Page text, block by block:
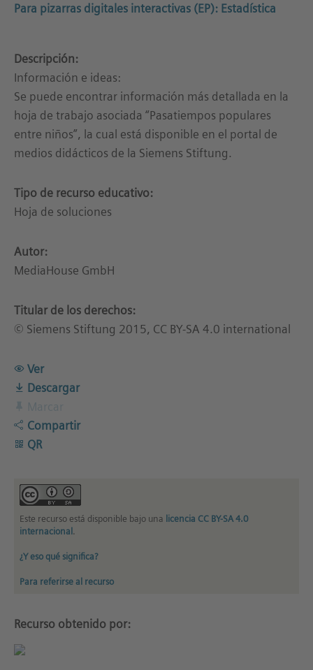
Para pizarras digitales interactivas (EP): Estadística
Descripción:
Información e ideas:
Se puede encontrar información más detallada en la
hoja de trabajo asociada “Pasatiempos populares
entre niños”, la cual está disponible en el portal de
medios didácticos de la Siemens Stiftung.
Tipo de recurso educativo:
Hoja de soluciones
Autor:
MediaHouse GmbH
Titular de los derechos:
© Siemens Stiftung 2015, CC BY-SA 4.0 international
Ver
Descargar
Compartir
QR
Este recurso está disponible bajo una licencia CC BY-SA 4.0
internacional.
¿Y eso qué significa?
Para referirse al recurso
Recurso obtenido por: